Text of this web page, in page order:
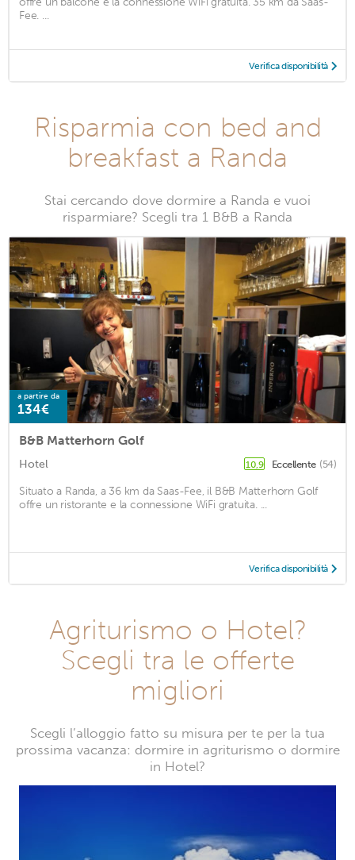
Fee. ...
Verifica disponibilità
Risparmia con bed and
breakfast a Randa
Stai cercando dove dormire a Randa e vuoi
risparmiare? Scegli tra 1 B&B a Randa
a partire da
134€
B&B Matterhorn Golf
Hotel 10,9 Eccellente (54)
Situato a Randa, a 36 km da Saas-Fee, il B&B Matterhorn Golf
offre un ristorante e la connessione WiFi gratuita. ...
Verifica disponibilità
Agriturismo o Hotel?
Scegli tra le offerte
migliori
Scegli l’alloggio fatto su misura per te per la tua
prossima vacanza: dormire in agriturismo o dormire
in Hotel?